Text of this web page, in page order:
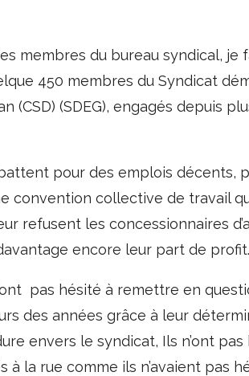
membres du bureau syndical, je
450 membres du Syndicat
(CSD) (SDEG), engagés depuis
pour des emplois décents,
convention collective de travail
refusent les concessionnaires
encore leur part de profit.
pas hésité à remettre en
des années grâce à leur
envers le syndicat, Ils n’ont
à la rue comme ils n’avaient pas